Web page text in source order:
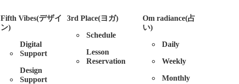
Fifth Vibes(デザイ
ン)
Digital
Support
Design
Support
3rd Place(ヨガ)
Schedule
Lesson
Reservation
Om radiance(占
い)
Daily
Weekly
Monthly